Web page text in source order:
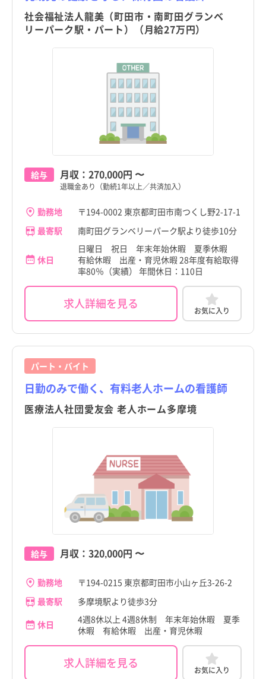
岩手県
宮城県
秋田県
山形県
福島県
栃木県
千葉県
新潟県
山梨県
長野県
静岡県
愛知県
三重県
滋賀県
文京区
台東区
大田区
世田谷区
渋谷区
杉並区
板橋区
練馬区
足立区
立川市
武蔵野市
三鷹市
青梅市
府中市
昭島市
調布市
町田市すべて
成瀬駅
町田駅
相原駅
多摩境駅
鶴川駅
看護師
助産師
准看護師
保健師
施設形態 すべて
病院
クリニック
介護施設
常勤（夜勤あり）
常勤（夜勤なし）
常勤（夜勤のみ）
パート・アルバイト（夜勤あり）
こだわりすべて
4週8休以上
土日祝休み
年間休日120日以上
日勤のみ
残業少なめ
社会福祉法人龍美（町田市・南町田グランベ
リーパーク駅・パート）（月給27万円）
給与 月収： 270,000円 〜
退職金あり（勤続1年以上／共済加入）
勤務地
〒194-0002 東京都町田市南つくし野2-17-1
最寄駅
南町田グランベリーパーク駅より徒歩10分
休日
日曜日 祝日 年末年始休暇 夏季休暇
有給休暇 出産・育児休暇 28年度有給取得
率80％（実績） 年間休日：110日
求人詳細を見る お気に入り
パート・バイト
日勤のみで働く、有料老人ホームの看護師
医療法人社団愛友会 老人ホーム多摩境
給与 月収： 320,000円 〜
勤務地
〒194-0215 東京都町田市小山ヶ丘3-26-2
最寄駅
多摩境駅より徒歩3分
休日
4週8休以上 4週8休制 年末年始休暇 夏季
休暇 有給休暇 出産・育児休暇
求人詳細を見る お気に入り
岩手県
宮城県
秋田県
山形県
福島県
栃木県
千葉県
新潟県
山梨県
長野県
静岡県
愛知県
三重県
滋賀県
文京区
台東区
大田区
世田谷区
渋谷区
杉並区
板橋区
練馬区
足立区
立川市
武蔵野市
三鷹市
青梅市
府中市
昭島市
調布市
町田市すべて
成瀬駅
町田駅
相原駅
多摩境駅
鶴川駅
看護師
助産師
准看護師
保健師
施設形態 すべて
病院
クリニック
介護施設
常勤（夜勤あり）
常勤（夜勤なし）
常勤（夜勤のみ）
パート・アルバイト（夜勤あり）
こだわりすべて
4週8休以上
土日祝休み
年間休日120日以上
日勤のみ
残業少なめ